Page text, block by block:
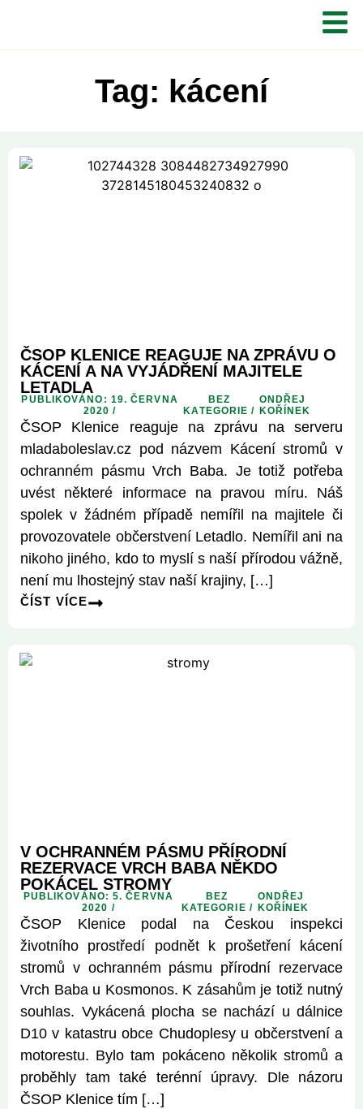
Tag: kácení
ČSOP KLENICE REAGUJE NA ZPRÁVU O
KÁCENÍ A NA VYJÁDŘENÍ MAJITELE
LETADLA
PUBLIKOVÁNO: 19. ČERVNA
2020 /
BEZ
KATEGORIE /
ONDŘEJ
KOŘÍNEK
ČSOP Klenice reaguje na zprávu na serveru
mladaboleslav.cz pod názvem Kácení stromů v
ochranném pásmu Vrch Baba. Je totiž potřeba
uvést některé informace na pravou míru. Náš
spolek v žádném případě nemířil na majitele či
provozovatele občerstvení Letadlo. Nemířil ani na
nikoho jiného, kdo to myslí s naší přírodou vážně,
není mu lhostejný stav naší krajiny, […]
ČÍST VÍCE
V OCHRANNÉM PÁSMU PŘÍRODNÍ
REZERVACE VRCH BABA NĚKDO
POKÁCEL STROMY
PUBLIKOVÁNO: 5. ČERVNA
2020 /
BEZ
KATEGORIE /
ONDŘEJ
KOŘÍNEK
ČSOP Klenice podal na Českou inspekci
životního prostředí podnět k prošetření kácení
stromů v ochranném pásmu přírodní rezervace
Vrch Baba u Kosmonos. K zásahům je totiž nutný
souhlas. Vykácená plocha se nachází u dálnice
D10 v katastru obce Chudoplesy u občerstvení a
motorestu. Bylo tam pokáceno několik stromů a
proběhly tam také terénní úpravy. Dle názoru
ČSOP Klenice tím […]